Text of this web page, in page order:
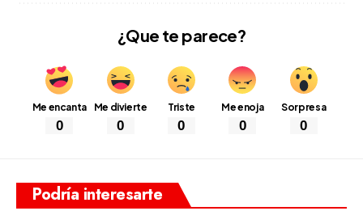
¿Que te parece?
Me encanta
0
Me divierte
0
Triste
0
Me enoja
0
Sorpresa
0
Podría interesarte